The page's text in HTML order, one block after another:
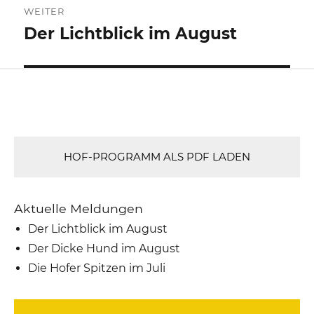
WEITER
Nächster
Der Lichtblick im August
HOF-PROGRAMM ALS PDF LADEN
Aktuelle Meldungen
Der Lichtblick im August
Der Dicke Hund im August
Die Hofer Spitzen im Juli